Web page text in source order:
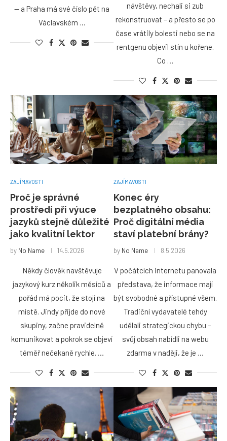
— a Praha má své číslo pět na
Václavském …
návštěvy, nechali si zub
rekonstruovat – a přesto se po
čase vrátily bolesti nebo se na
rentgenu objevil stín u kořene.
Co …
ZAJÍMAVOSTI
Proč je správné
prostředí při výuce
jazyků stejně důležité
jako kvalitní lektor
by No Name 14.5.2026
Někdy člověk navštěvuje
jazykový kurz několik měsíců a
pořád má pocit, že stojí na
místě. Jindy přijde do nové
skupiny, začne pravidelně
komunikovat a pokrok se objeví
téměř nečekaně rychle. …
ZAJÍMAVOSTI
Konec éry
bezplatného obsahu:
Proč digitální média
staví platební brány?
by No Name 8.5.2026
V počátcích internetu panovala
představa, že informace mají
být svobodné a přístupné všem.
Tradiční vydavatelé tehdy
udělali strategickou chybu –
svůj obsah nabídli na webu
zdarma v naději, že je …